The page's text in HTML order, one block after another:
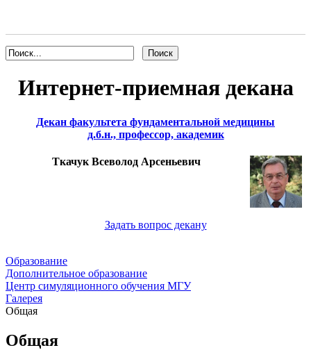
Интернет-приемная декана
Декан факультета фундаментальной медицины
д.б.н., профессор, академик
Ткачук Всеволод Арсеньевич
Задать вопрос декану
Образование
Дополнительное образование
Центр симуляционного обучения МГУ
Галерея
Общая
Общая